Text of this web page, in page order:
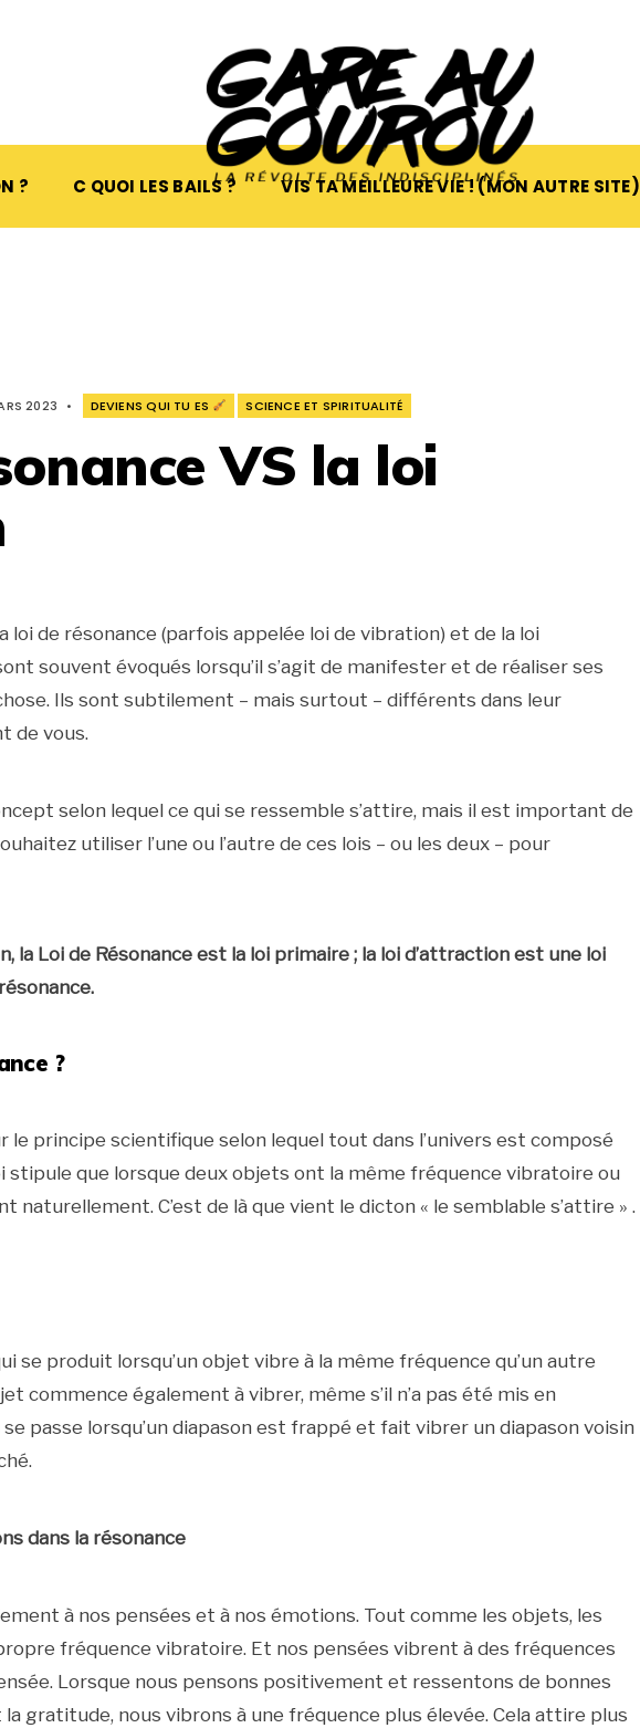
? C QUOI LES BAILS ? VIS TA MEILLEURE VIE ! (MON AUTRE SITE)
2023 • DEVIENS QUI TU ES SCIENCE ET SPIRITUALITÉ
VS la loi
loi de résonance (parfois appelée loi de vibration) et de la loi
souvent évoqués lorsqu’il s’agit de manifester et de réaliser ses
Ils sont subtilement – mais surtout – différents dans leur
de vous.
selon lequel ce qui se ressemble s’attire, mais il est important de
utiliser l’une ou l’autre de ces lois – ou les deux – pour
la Loi de Résonance est la loi primaire ; la loi d’attraction est une loi
?
le principe scientifique selon lequel tout dans l’univers est composé
stipule que lorsque deux objets ont la même fréquence vibratoire ou
naturellement. C’est de là que vient le dicton « le semblable s’attire » .
se produit lorsqu’un objet vibre à la même fréquence qu’un autre
commence également à vibrer, même s’il n’a pas été mis en
se passe lorsqu’un diapason est frappé et fait vibrer un diapason voisin
dans la résonance
à nos pensées et à nos émotions. Tout comme les objets, les
fréquence vibratoire. Et nos pensées vibrent à des fréquences
Lorsque nous pensons positivement et ressentons de bonnes
la gratitude, nous vibrons à une fréquence plus élevée. Cela attire plus